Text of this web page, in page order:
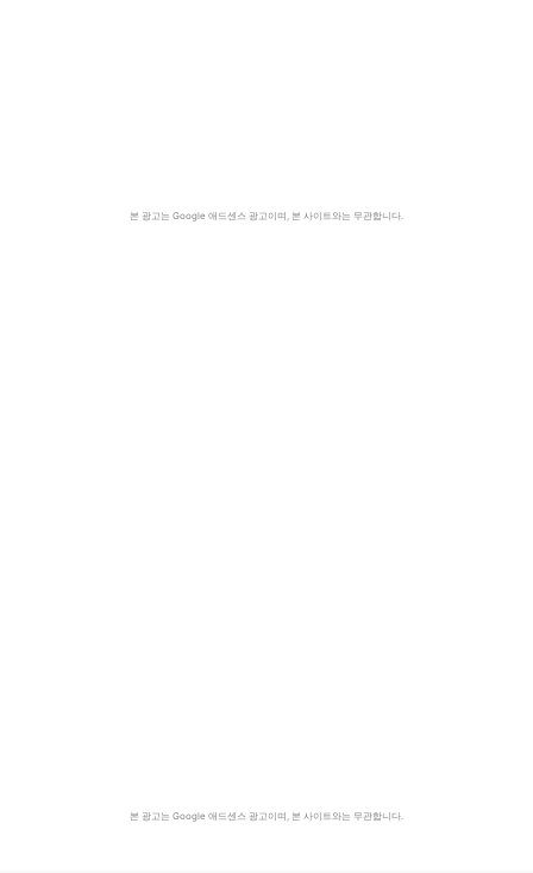
본 광고는 Google 애드센스 광고이며, 본 사이트와는 무관합니다.
본 광고는 Google 애드센스 광고이며, 본 사이트와는 무관합니다.